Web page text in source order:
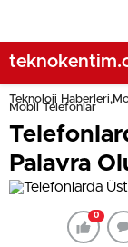
Teknoloji
Mobil Telefonlar
Palavra
0